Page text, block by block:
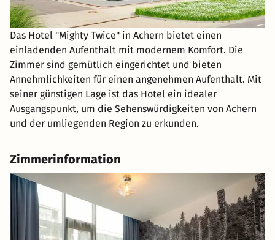
Das Hotel "Mighty Twice" in Achern bietet einen
einladenden Aufenthalt mit modernem Komfort. Die
Zimmer sind gemütlich eingerichtet und bieten
Annehmlichkeiten für einen angenehmen Aufenthalt. Mit
seiner günstigen Lage ist das Hotel ein idealer
Ausgangspunkt, um die Sehenswürdigkeiten von Achern
und der umliegenden Region zu erkunden.
Zimmerinformation